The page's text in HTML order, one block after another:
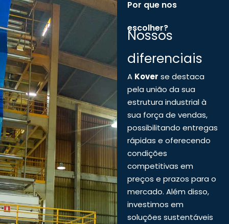
Por que nos
escolher?
Nossos
diferenciais
A Kover se destaca
pela união da sua
estrutura industrial à
sua força de vendas,
possibilitando entregas
rápidas e oferecendo
condições
competitivas em
preços e prazos para o
mercado. Além disso,
investimos em
soluções sustentáveis